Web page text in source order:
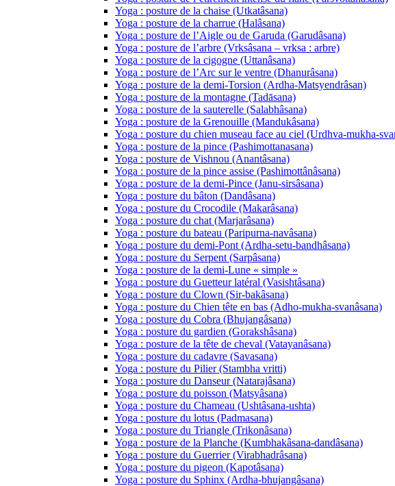
Yoga : posture de la chaise (Utkatâsana)
Yoga : posture de la charrue (Halâsana)
Yoga : posture de l’Aigle ou de Garuda (Garudâsana)
Yoga : posture de l’arbre (Vrksâsana – vrksa : arbre)
Yoga : posture de la cigogne (Uttanâsana)
Yoga : posture de l’Arc sur le ventre (Dhanurâsana)
Yoga : posture de la demi-Torsion (Ardha-Matsyendrâsan)
Yoga : posture de la montagne (Tadāsana)
Yoga : posture de la sauterelle (Salabhâsana)
Yoga : posture de la Grenouille (Mandukâsana)
Yoga : posture du chien museau face au ciel (Urdhva-mukha-
Yoga : posture de la pince (Pashimottanasana)
Yoga : posture de Vishnou (Anantâsana)
Yoga : posture de la pince assise (Pashimottânâsana)
Yoga : posture de la demi-Pince (Janu-sirsâsana)
Yoga : posture du bâton (Dandâsana)
Yoga : posture du Crocodile (Makarâsana)
Yoga : posture du chat (Marjarâsana)
Yoga : posture du bateau (Paripurna-navâsana)
Yoga : posture du demi-Pont (Ardha-setu-bandhâsana)
Yoga : posture du Serpent (Sarpâsana)
Yoga : posture de la demi-Lune « simple »
Yoga : posture du Guetteur latéral (Vasishtâsana)
Yoga : posture du Clown (Sir-bakâsana)
Yoga : posture du Chien tête en bas (Adho-mukha-svanâsana)
Yoga : posture du Cobra (Bhujangâsana)
Yoga : posture du gardien (Gorakshâsana)
Yoga : posture de la tête de cheval (Vatayanâsana)
Yoga : posture du cadavre (Savasana)
Yoga : posture du Pilier (Stambha vritti)
Yoga : posture du Danseur (Natarajâsana)
Yoga : posture du poisson (Matsyâsana)
Yoga : posture du Chameau (Ushtâsana-ushta)
Yoga : posture du lotus (Padmasana)
Yoga : posture du Triangle (Trikonâsana)
Yoga : posture de la Planche (Kumbhakâsana-dandâsana)
Yoga : posture du Guerrier (Virabhadrâsana)
Yoga : posture du pigeon (Kapotâsana)
Yoga : posture du Sphinx (Ardha-bhujangâsana)